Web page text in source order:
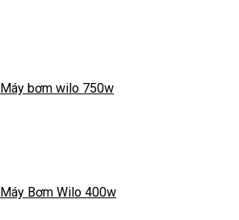
Máy bơm wilo 750w
Máy Bơm Wilo 400w